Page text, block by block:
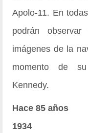
Apolo-11. En
podrán
imágenes de la
momento de
Kennedy.
Hace 85 años
1934